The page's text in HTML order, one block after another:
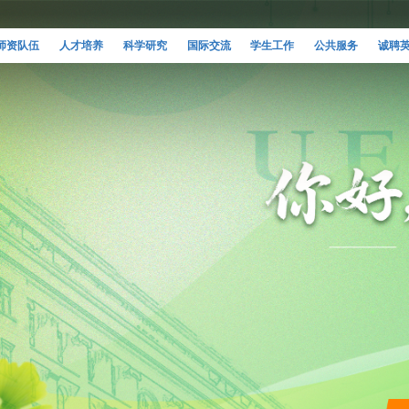
资队伍 人才培养 科学研究 国际交流 学生工作 公共服务 诚聘